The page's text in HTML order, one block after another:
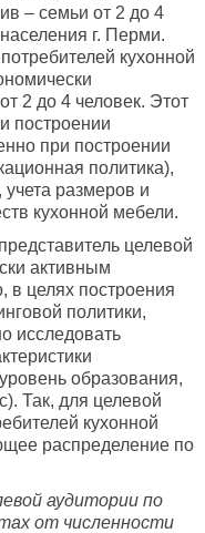
– семьи от 2 до 4
г. Перми.
кухонной
2 до 4 человек. Этот
построении
при построении
политика),
размеров и
кухонной мебели.
целевой
активным
в целях построения
политики,
исследовать
образования,
Так, для целевой
кухонной
распределение по
аудитории по
от численности